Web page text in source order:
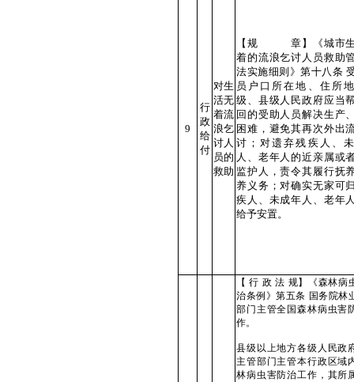
9
行
政
给
付
对生
活无
着流
浪乞
讨人
员的
救助
【规 章】《城市生
着的流浪乞讨人员救助
法实施细则》第十八条
员户口所在地、住所
级、县级人民政府应当
回的受助人员解决生产
困难，避免其再次外出
讨；对遗弃残疾人、
人、老年人的近亲属或
监护人，责令其履行抚
养义务；对确实无家可
疾人、未成年人、老年
给予安置。
【 行 政 法 规】《森林病
治条例》第五条 国务院林
部门主管全国森林病虫害
作。
县级以上地方各级人民政
主管部门主管本行政区域
林病虫害防治工作，其所